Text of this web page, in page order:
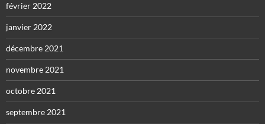
février 2022
janvier 2022
décembre 2021
novembre 2021
octobre 2021
septembre 2021